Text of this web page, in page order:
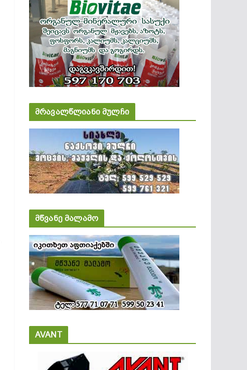
მრავალწლიანი მულჩი
მწვანე მალამო
AVANT